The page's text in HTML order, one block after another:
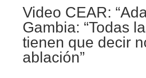
Video CEAR:
Gambia: “Todas
tienen que decir
ablación”